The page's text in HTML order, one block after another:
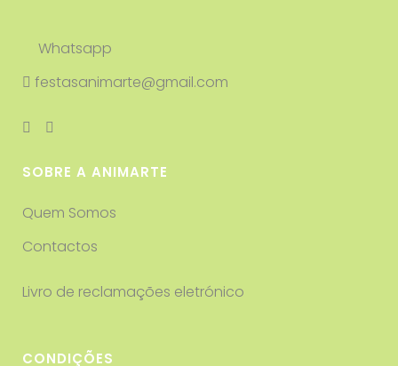
Whatsapp
festasanimarte@gmail.com
SOBRE A ANIMARTE
Quem Somos
Contactos
Livro de reclamações eletrónico
CONDIÇÕES